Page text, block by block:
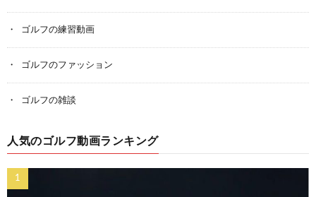
ゴルフの練習動画
ゴルフのファッション
ゴルフの雑談
人気のゴルフ動画ランキング